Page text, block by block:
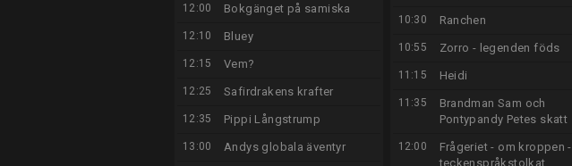
12:00 Bokgänget på samiska
12:10 Bluey
12:15 Vem?
12:25 Safirdrakens krafter
12:35 Pippi Långstrump
13:00 Andys globala äventyr
10:30 Ranchen
10:55 Zorro - legenden föds
11:15 Heidi
11:35
Brandman Sam och
Pontypandy Petes skatt
12:00
Frågeriet - om kroppen -
teckenspråkstolkat